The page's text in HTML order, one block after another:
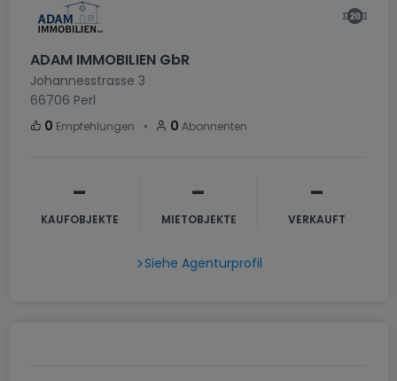
ADAM IMMOBILIEN GbR
Johannesstrasse 3
66706 Perl
0 Empfehlungen ・ 0 Abonnenten
-
KAUFOBJEKTE
-
MIETOBJEKTE
-
VERKAUFT
Siehe Agenturprofil